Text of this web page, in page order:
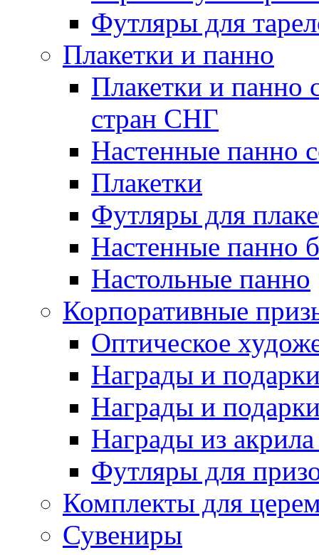
Футляры для
Плакетки и панно
Плакетки и панно
стран СНГ
Настенные панно
Плакетки
Футляры для
Настенные панно
Настольные панно
Корпоративные
Оптическое
Награды и
Награды и
Награды из акрила
Футляры для
Комплекты для
Сувениры